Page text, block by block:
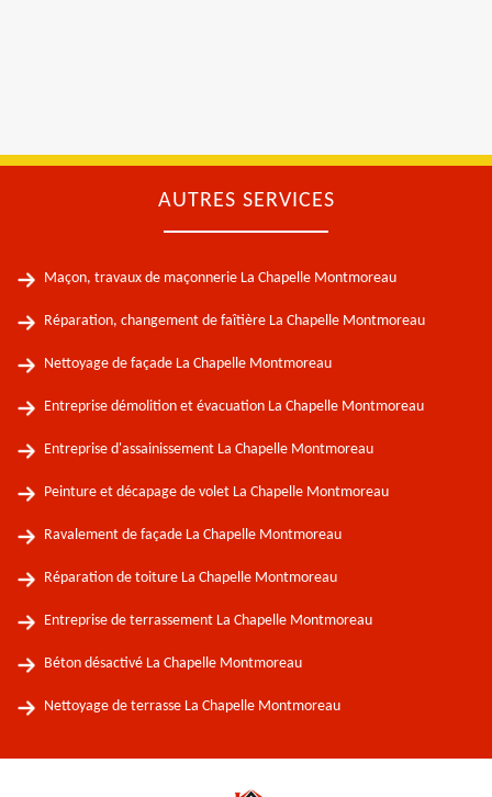
AUTRES SERVICES
Maçon, travaux de maçonnerie La Chapelle Montmoreau
Réparation, changement de faîtière La Chapelle Montmoreau
Nettoyage de façade La Chapelle Montmoreau
Entreprise démolition et évacuation La Chapelle Montmoreau
Entreprise d'assainissement La Chapelle Montmoreau
Peinture et décapage de volet La Chapelle Montmoreau
Ravalement de façade La Chapelle Montmoreau
Réparation de toiture La Chapelle Montmoreau
Entreprise de terrassement La Chapelle Montmoreau
Béton désactivé La Chapelle Montmoreau
Nettoyage de terrasse La Chapelle Montmoreau